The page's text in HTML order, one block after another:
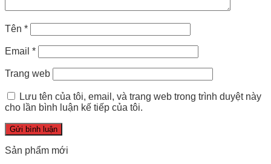
Tên *
Email *
Trang web
Lưu tên của tôi, email, và trang web trong trình duyệt này
cho lần bình luận kế tiếp của tôi.
Sản phẩm mới